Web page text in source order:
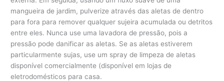
mangueira de jardim, pulverize através das aletas de dentro
para fora para remover qualquer sujeira acumulada ou detritos
entre eles. Nunca use uma lavadora de pressão, pois a
pressão pode danificar as aletas. Se as aletas estiverem
particularmente sujas, use um spray de limpeza de aletas
disponível comercialmente (disponível em lojas de
eletrodomésticos para casa.